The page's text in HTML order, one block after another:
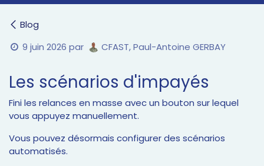
Blog
9 juin 2026 par CFAST, Paul-Antoine GERBAY
Les scénarios d'impayés
Fini les relances en masse avec un bouton sur lequel
vous appuyez manuellement.
Vous pouvez désormais configurer des scénarios
automatisés.